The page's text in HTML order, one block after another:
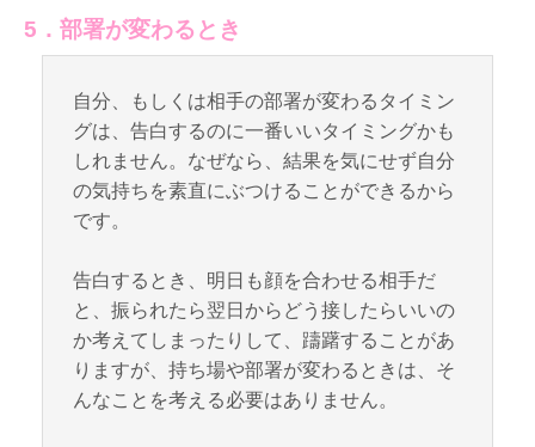
5．部署が変わるとき
自分、もしくは相手の部署が変わるタイミン
グは、告白するのに一番いいタイミングかも
しれません。なぜなら、結果を気にせず自分
の気持ちを素直にぶつけることができるから
です。
告白するとき、明日も顔を合わせる相手だ
と、振られたら翌日からどう接したらいいの
か考えてしまったりして、躊躇することがあ
りますが、持ち場や部署が変わるときは、そ
んなことを考える必要はありません。